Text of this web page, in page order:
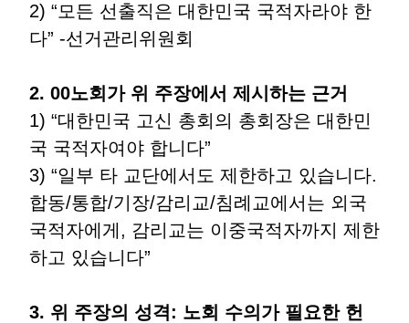
2) “모든 선출직은 대한민국 국적자라야 한
다” -선거관리위원회
2. 00노회가 위 주장에서 제시하는 근거
1) “대한민국 고신 총회의 총회장은 대한민
국 국적자여야 합니다”
3) “일부 타 교단에서도 제한하고 있습니다.
합동/통합/기장/감리교/침례교에서는 외국
국적자에게, 감리교는 이중국적자까지 제한
하고 있습니다”
3. 위 주장의 성격: 노회 수의가 필요한 헌